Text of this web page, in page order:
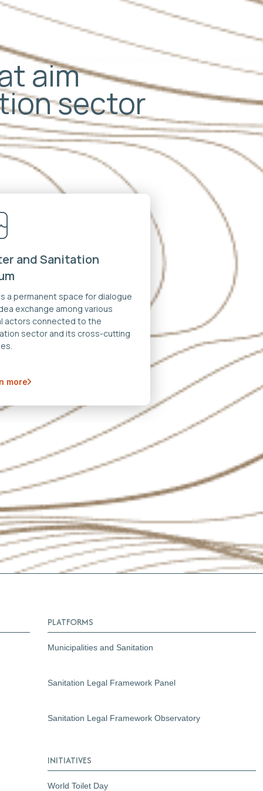
aim
sector
and Sanitation
a permanent space for dialogue
exchange among various
actors connected to the
sector and its cross-cutting
more
PLATFORMS
Municipalities and Sanitation
Sanitation Legal Framework Panel
Sanitation Legal Framework Observatory
INITIATIVES
World Toilet Day